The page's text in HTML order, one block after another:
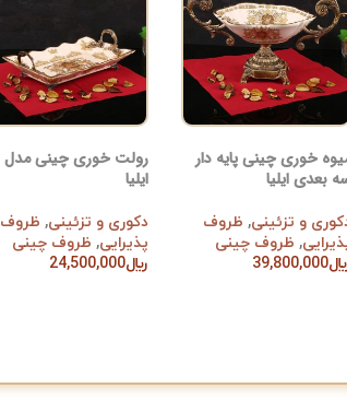
خوری چینی پایه دار
بعدی ایلیا
و تزئینی, ظروف
, ظروف چینی
39,800,000
رولت خوری چینی مدل
ایلیا
دکوری و تزئینی, ظروف
پذیرایی, ظروف چینی
﷼24,500,000